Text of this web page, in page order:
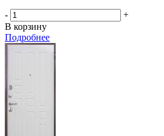
-
+
В корзину
Подробнее